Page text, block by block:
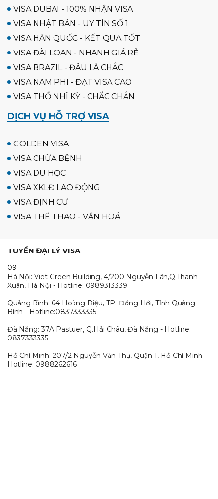
VISA DUBAI - 100% NHẬN VISA
VISA NHẬT BẢN - UY TÍN SỐ 1
VISA HÀN QUỐC - KẾT QUẢ TỐT
VISA ĐÀI LOAN - NHANH GIÁ RẺ
VISA BRAZIL - ĐẬU LÀ CHẮC
VISA NAM PHI - ĐẠT VISA CAO
VISA THỔ NHĨ KỲ - CHẮC CHẮN
DỊCH VỤ HỖ TRỢ VISA
GOLDEN VISA
VISA CHỮA BỆNH
VISA DU HỌC
VISA XKLĐ LAO ĐỘNG
VISA ĐỊNH CƯ
VISA THỂ THAO - VĂN HOÁ
TUYỂN ĐẠI LÝ VISA
09
Hà Nội: Viet Green Building, 4/200 Nguyễn Lân,Q.Thanh
Xuân, Hà Nội - Hotline: 0989313339
Quảng Bình: 64 Hoàng Diệu, TP. Đồng Hới, Tỉnh Quảng
Bình - Hotline:0837333335
Đà Nẵng: 37A Pastuer, Q.Hải Châu, Đà Nẵng - Hotline:
0837333335
Hồ Chí Minh: 207/2 Nguyễn Văn Thụ, Quận 1, Hồ Chí Minh -
Hotline: 0988262616